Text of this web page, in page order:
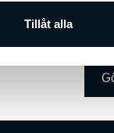
Tillåt alla